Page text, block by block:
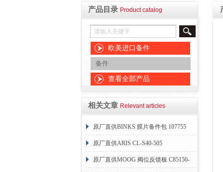
产品目录 Product catalog
欧美进口备件
备件
查看全部产品
相关文章 Relevant articles
原厂直供BINKS 膜片备件包 107755
原厂直供ARIS CL-S40-505
原厂直供MOOG 阀位反馈板 C85150-